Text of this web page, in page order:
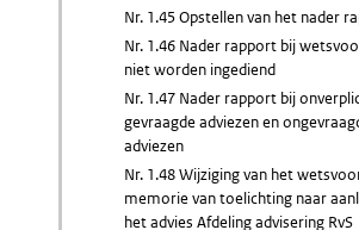
Nr. 1.45 Opstellen van het nader
Nr. 1.46 Nader rapport bij
niet worden ingediend
Nr. 1.47 Nader rapport bij
gevraagde adviezen en
adviezen
Nr. 1.48 Wijziging van het
memorie van toelichting naar
het advies Afdeling advisering RvS